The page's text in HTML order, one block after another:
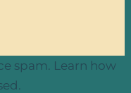
spam. Learn how